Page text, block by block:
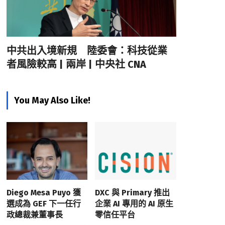
中共出入境新規 陸委會：科技從業
者風險較高 | 兩岸 | 中央社 CNA
You May Also Like!
Diego Mesa Puyo 獲
選成為 GEF 下一任行
政總裁兼董事長
DXC 與 Primary 推出
企業 AI 專用的 AI 原生
零信任平台